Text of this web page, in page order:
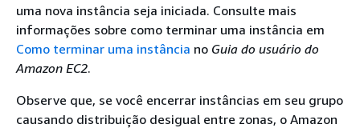
uma nova instância seja iniciada. Consulte mais
informações sobre como terminar uma instância em
Como terminar uma instância no Guia do usuário do
Amazon EC2.
Observe que, se você encerrar instâncias em seu grupo
causando distribuição desigual entre zonas, o Amazon